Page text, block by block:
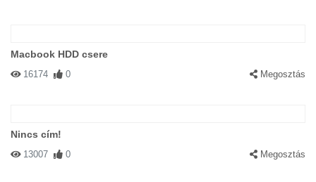
Macbook HDD csere
16174 0 Megosztás
Nincs cím!
13007 0 Megosztás